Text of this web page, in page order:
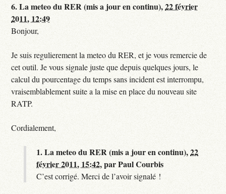
6.La meteo du RER (mis a jour en continu),22 février
2011, 12:49
Bonjour,
Je suis regulierement la meteo du RER, et je vous remercie de
cet outil. Je vous signale juste que depuis quelques jours, le
calcul du pourcentage du temps sans incident est interrompu,
vraisemblablement suite a la mise en place du nouveau site
RATP.
Cordialement,
1.La meteo du RER (mis a jour en continu),22
février 2011, 15:42,parPaul Courbis
C’est corrigé. Merci de l’avoir signalé !